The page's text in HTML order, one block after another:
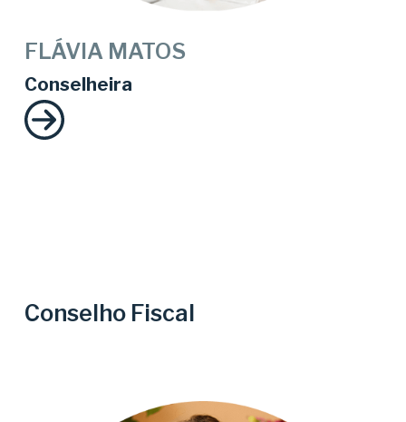
Conselheira
FLÁVIA MATOS
Conselho Fiscal